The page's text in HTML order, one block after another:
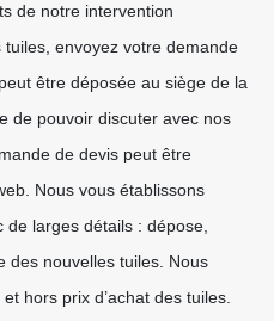
de notre intervention
envoyez votre demande
être déposée au siège de la
de pouvoir discuter avec nos
de devis peut être
Nous vous établissons
larges détails : dépose,
des nouvelles tuiles. Nous
hors prix d’achat des tuiles.